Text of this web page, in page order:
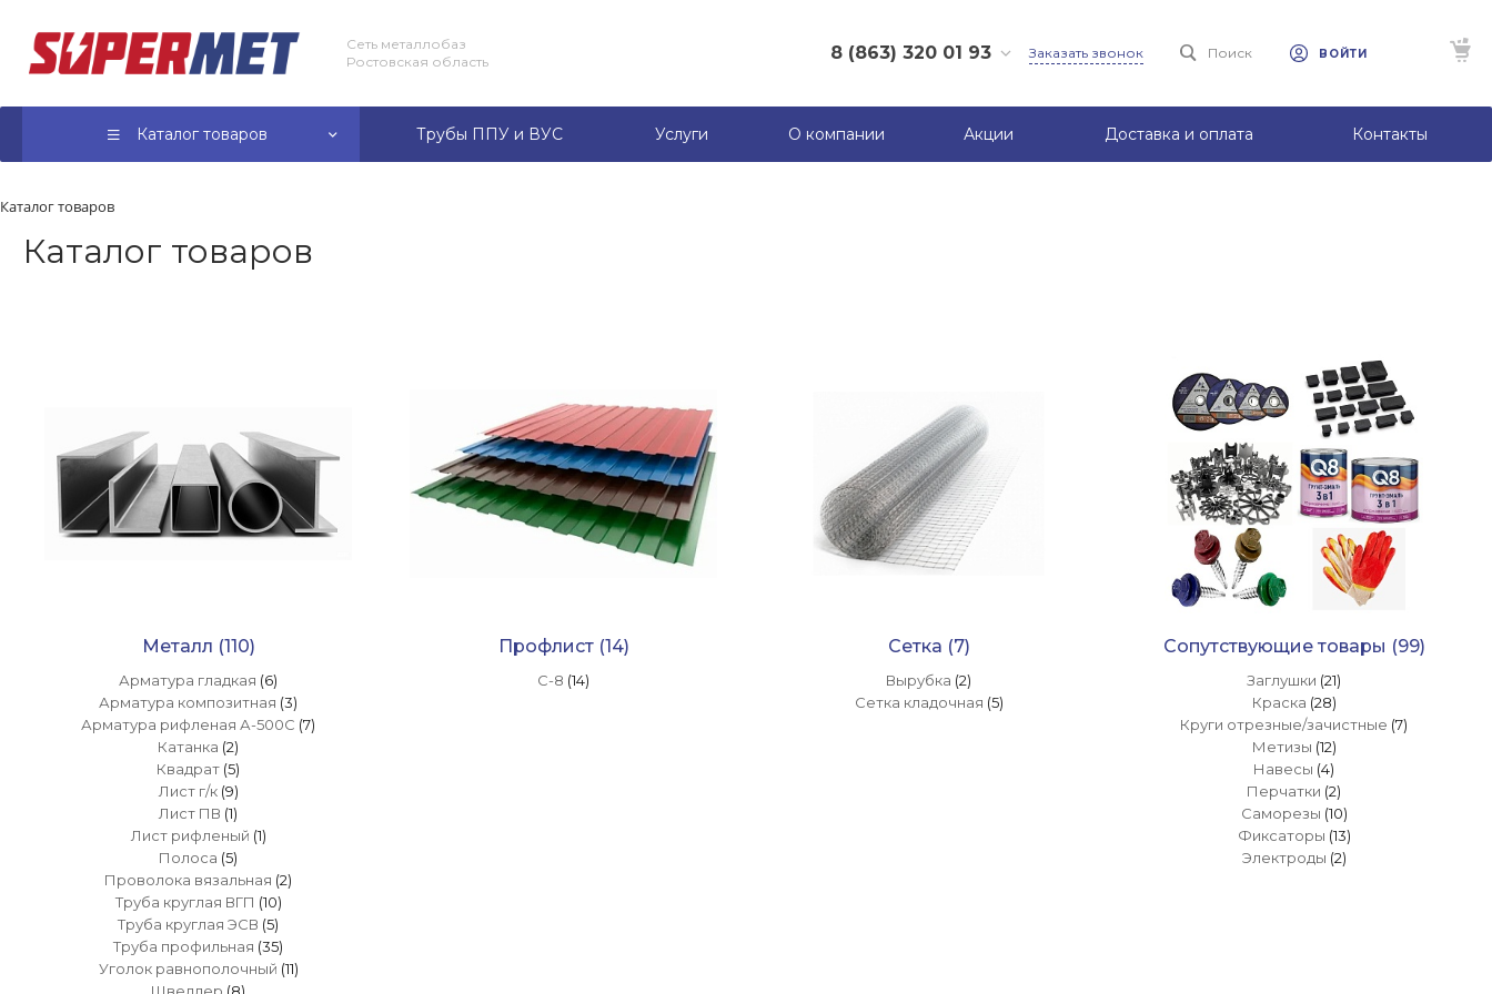
Сеть металлобаз
Ростовская область
8 (863) 320 01 93
8 (863) 320 01 93
г. Ростов-на-Дону
Вавилова 62В, оф 409А
8 (863) 320 01 84
г. х. Ленинаван
(МЕТАЛЛОБАЗА), пер.
Труженников, 2/3
Пн-Сб: 8.00-17.00
Вс: 8.00-14.00
Новочеркасское ш., 15
Пн-Сб: 8.00-17.00
Заказать звонок Поиск ВОЙТИ
Каталог товаров Трубы ППУ и ВУС Услуги О компании Акции Доставка и оплата Контакты
Каталог товаров
Каталог товаров
Металл (110)
Арматура гладкая (6)
Арматура композитная (3)
Арматура рифленая А-500С (7)
Катанка (2)
Квадрат (5)
Лист г/к (9)
Лист ПВ (1)
Лист рифленый (1)
Полоса (5)
Проволока вязальная (2)
Труба круглая ВГП (10)
Труба круглая ЭСВ (5)
Труба профильная (35)
Уголок равнополочный (11)
Швеллер (8)
Профлист (14)
С-8 (14)
Сетка (7)
Вырубка (2)
Сетка кладочная (5)
Сопутствующие товары (99)
Заглушки (21)
Краска (28)
Круги отрезные/зачистные (7)
Метизы (12)
Навесы (4)
Перчатки (2)
Саморезы (10)
Фиксаторы (13)
Электроды (2)